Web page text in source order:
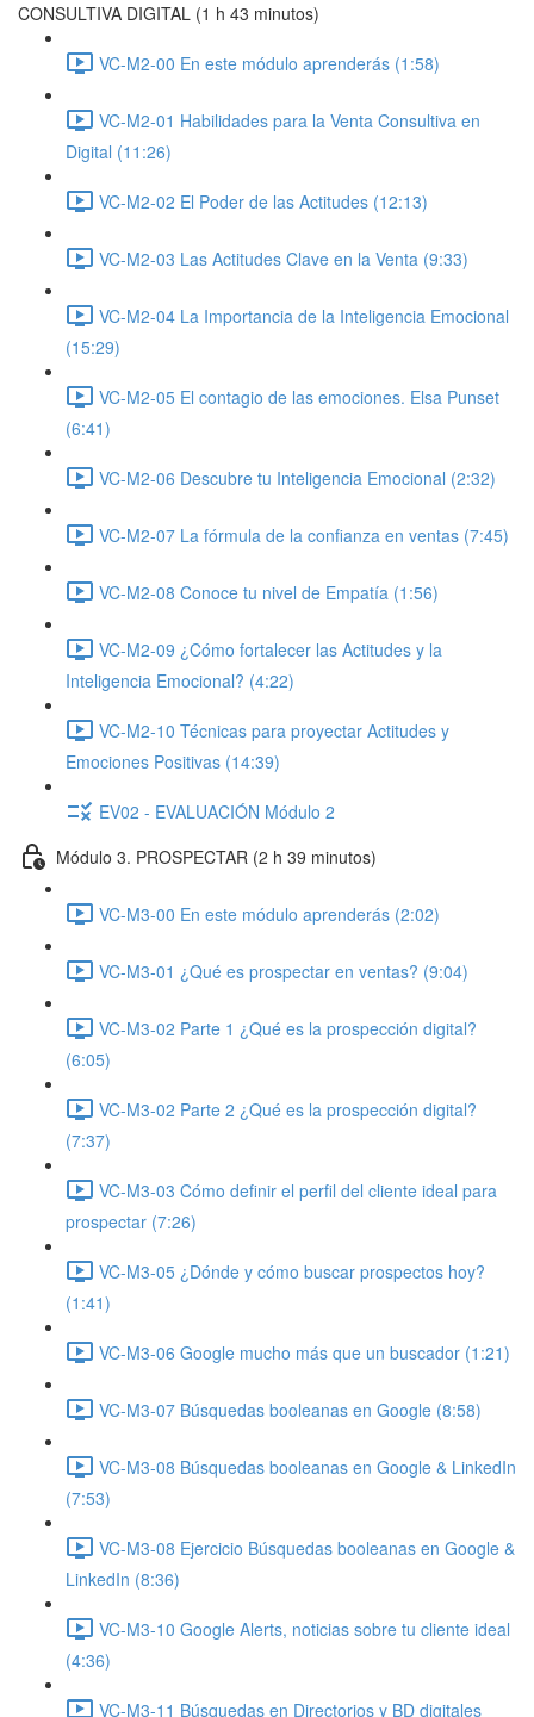
CONSULTIVA DIGITAL (1 h 43 minutos)
VC-M2-00 En este módulo aprenderás (1:58)
VC-M2-01 Habilidades para la Venta Consultiva en
Digital (11:26)
VC-M2-02 El Poder de las Actitudes (12:13)
VC-M2-03 Las Actitudes Clave en la Venta (9:33)
VC-M2-04 La Importancia de la Inteligencia Emocional
(15:29)
VC-M2-05 El contagio de las emociones. Elsa Punset
(6:41)
VC-M2-06 Descubre tu Inteligencia Emocional (2:32)
VC-M2-07 La fórmula de la confianza en ventas (7:45)
VC-M2-08 Conoce tu nivel de Empatía (1:56)
VC-M2-09 ¿Cómo fortalecer las Actitudes y la
Inteligencia Emocional? (4:22)
VC-M2-10 Técnicas para proyectar Actitudes y
Emociones Positivas (14:39)
EV02 - EVALUACIÓN Módulo 2
Módulo 3. PROSPECTAR (2 h 39 minutos)
VC-M3-00 En este módulo aprenderás (2:02)
VC-M3-01 ¿Qué es prospectar en ventas? (9:04)
VC-M3-02 Parte 1 ¿Qué es la prospección digital?
(6:05)
VC-M3-02 Parte 2 ¿Qué es la prospección digital?
(7:37)
VC-M3-03 Cómo definir el perfil del cliente ideal para
prospectar (7:26)
VC-M3-05 ¿Dónde y cómo buscar prospectos hoy?
(1:41)
VC-M3-06 Google mucho más que un buscador (1:21)
VC-M3-07 Búsquedas booleanas en Google (8:58)
VC-M3-08 Búsquedas booleanas en Google & LinkedIn
(7:53)
VC-M3-08 Ejercicio Búsquedas booleanas en Google &
LinkedIn (8:36)
VC-M3-10 Google Alerts, noticias sobre tu cliente ideal
(4:36)
VC-M3-11 Búsquedas en Directorios y BD digitales